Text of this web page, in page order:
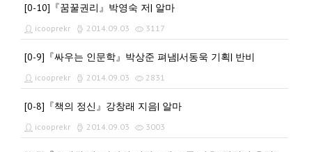
[0-10]『꿈꿀권리』박영숙 저| 알마
icooprekr 2014.09.03 3117
[0-9]『싸우는 인문학』박상준 펴냄|서동욱 기획| 반비
icooprekr 2014.09.03 2831
[0-8]『책의 정신』강창래 지음| 알마
icooprekr 2014.09.03 3003